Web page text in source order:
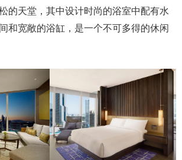
的天堂，其中设计时尚的浴室中配有水
和宽敞的浴缸，是一个不可多得的休闲